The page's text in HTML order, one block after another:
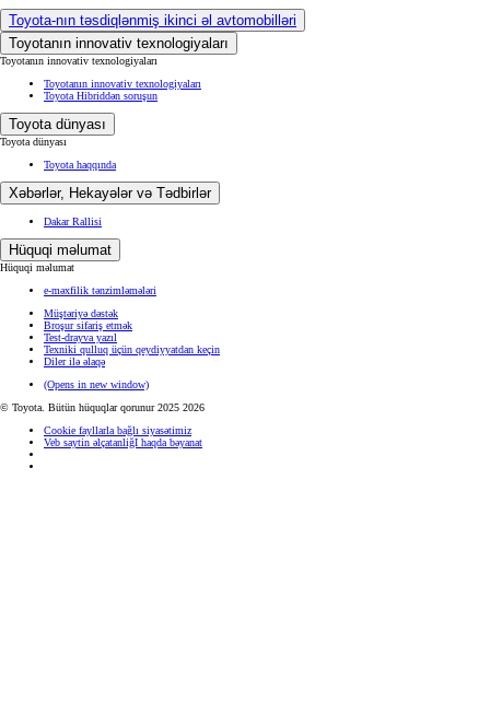
Toyota-nın təsdiqlənmiş ikinci əl avtomobilləri
Toyotanın innovativ texnologiyaları
Toyotanın innovativ texnologiyaları
Toyotanın innovativ texnologiyaları
Toyota Hibriddən soruşun
Toyota dünyası
Toyota dünyası
Toyota haqqında
Xəbərlər, Hekayələr və Tədbirlər
Dakar Rallisi
Hüquqi məlumat
Hüquqi məlumat
e-məxfilik tənzimləmələri
Müştəriyə dəstək
Broşur sifariş etmək
Test-drayva yazıl
Texniki qulluq üçün qeydiyyatdan keçin
Diler ilə əlaqə
(Opens in new window)
© Toyota. Bütün hüquqlar qorunur 2025 2026
Cookie fayllarla bağlı siyasətimiz
Veb saytin əlçatanliğI haqda bəyanat